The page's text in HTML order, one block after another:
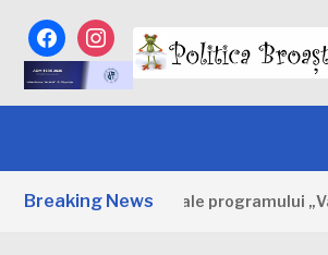
facebookinstagram
Breaking News
Primele zile ale programului „Vacanță